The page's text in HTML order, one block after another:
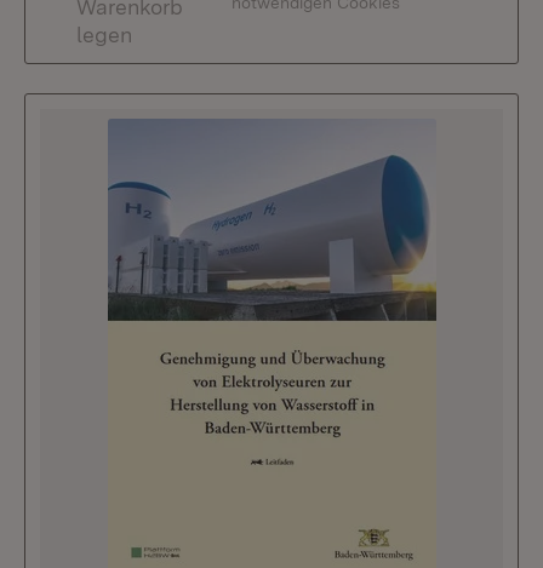
Warenkorb
legen